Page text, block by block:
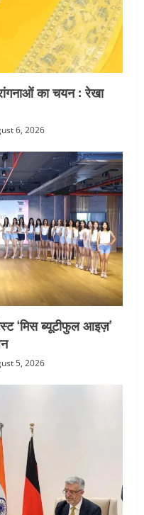
का चयन : रेखा
6, 2026
‘मिस ब्यूटीफुल आइज़’
5, 2026